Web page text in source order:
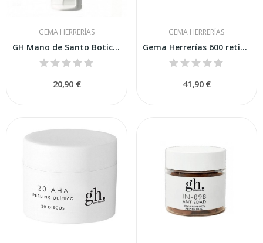
GEMA HERRERÍAS
GH Mano de Santo Boticaria García Crema...
20,90 €
GEMA HERRERÍAS
Gema Herrerías 600 retinal - R Serum 30ml
41,90 €